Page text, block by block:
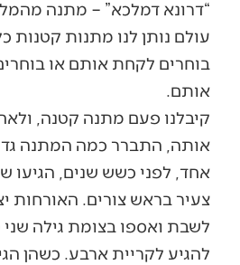
“דרונא דמלכא” – מתנה
עולם נותן לנו מתנות קטנות
בוחרים לקחת אותם או
אותם.
קיבלנו פעם מתנה קטנה,
אותה, התברר כמה המתנה
אחד, לפני כשש שנים, הגיעו
צעיר בראש צורים. האורחות
לשבת ואספו בצומת גילה
להגיע לקריית ארבע. כשהן